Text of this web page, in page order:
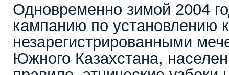
Одновременно зимой 2004
кампанию по установлению
незарегистрированными
Южного Казахстана,